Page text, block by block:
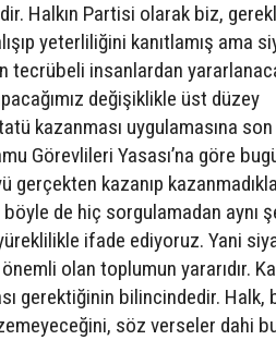
Halkın Partisi olarak biz,
yeterliliğini kanıtlamış ama
tecrübeli insanlardan
değişiklikle üst düzey
kazanması uygulamasına son
Görevlileri Yasası’na göre
kazanıp
de hiç sorgulamadan aynı
ifade ediyoruz. Yani
olan toplumun yararıdır.
gerektiğinin bilincindedir. Halk,
söz verseler dahi